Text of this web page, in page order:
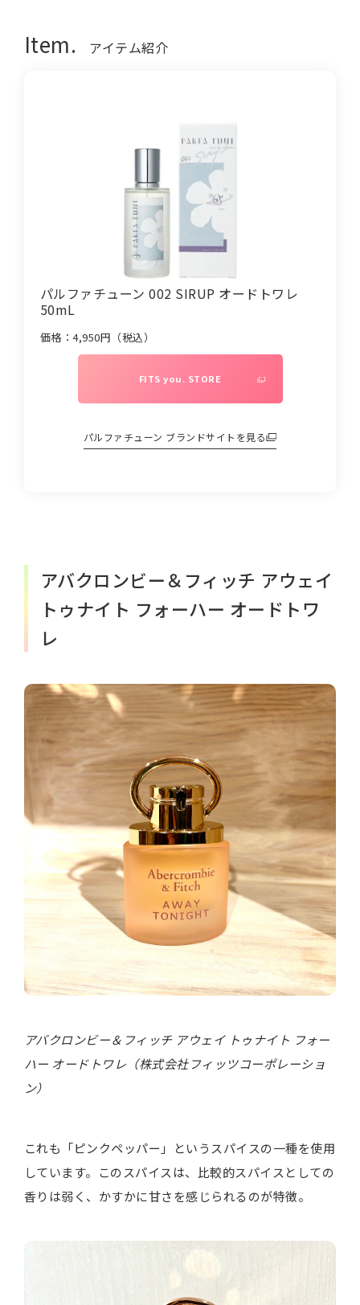
Item. アイテム紹介
パルファチューン 002 SIRUP オードトワレ
50mL
価格：4,950円（税込）
FITS you. STORE
パルファチューン ブランドサイトを見る
アバクロンビー＆フィッチ アウェイ
トゥナイト フォーハー オードトワ
レ
アバクロンビー＆フィッチ アウェイ トゥナイト フォー
ハー オードトワレ（株式会社フィッツコーポレーショ
ン）
これも「ピンクペッパー」というスパイスの一種を使用
しています。このスパイスは、比較的スパイスとしての
香りは弱く、かすかに甘さを感じられるのが特徴。